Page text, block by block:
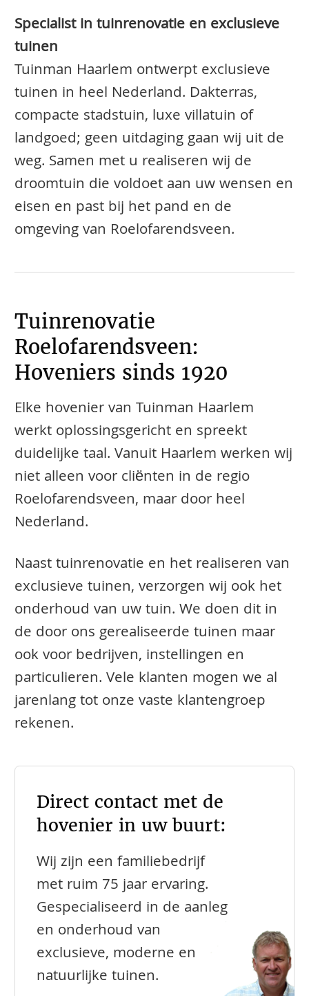
Specialist in tuinrenovatie en exclusieve
tuinen
Tuinman Haarlem ontwerpt exclusieve
tuinen in heel Nederland. Dakterras,
compacte stadstuin, luxe villatuin of
landgoed; geen uitdaging gaan wij uit de
weg. Samen met u realiseren wij de
droomtuin die voldoet aan uw wensen en
eisen en past bij het pand en de
omgeving van Roelofarendsveen.
Tuinrenovatie
Roelofarendsveen:
Hoveniers sinds 1920
Elke hovenier van Tuinman Haarlem
werkt oplossingsgericht en spreekt
duidelijke taal. Vanuit Haarlem werken wij
niet alleen voor cliënten in de regio
Roelofarendsveen, maar door heel
Nederland.
Naast tuinrenovatie en het realiseren van
exclusieve tuinen, verzorgen wij ook het
onderhoud van uw tuin. We doen dit in
de door ons gerealiseerde tuinen maar
ook voor bedrijven, instellingen en
particulieren. Vele klanten mogen we al
jarenlang tot onze vaste klantengroep
rekenen.
Direct contact met de
hovenier in uw buurt:
Wij zijn een familiebedrijf
met ruim 75 jaar ervaring.
Gespecialiseerd in de aanleg
en onderhoud van
exclusieve, moderne en
natuurlijke tuinen.